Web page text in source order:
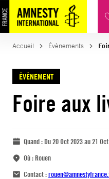
Accueil Évènements
ÉVÈNEMENT
Foire aux
Quand :Du 20 Oct 2023 au 21
Où :Rouen
Contact :